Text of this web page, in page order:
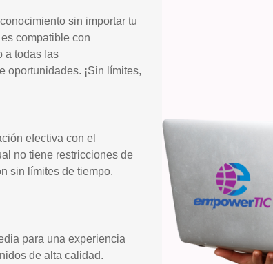
sin importar tu
compatible con
a todas las
oportunidades. ¡Sin límites,
efectiva con el
no tiene restricciones de
sin límites de tiempo.
para una experiencia
de alta calidad.